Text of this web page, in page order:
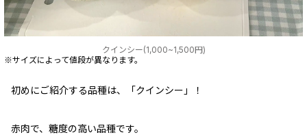
クインシー(1,000~1,500円)
※サイズによって値段が異なります。
初めにご紹介する品種は、「クインシー」！
赤肉で、糖度の高い品種です。